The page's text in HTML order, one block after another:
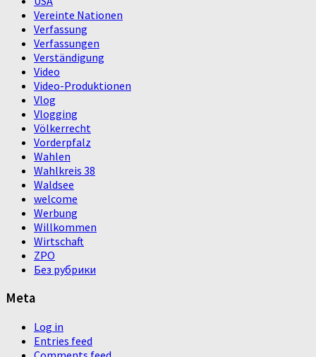
Vereinte Nationen
Verfassung
Verfassungen
Verständigung
Video
Video-Produktionen
Vlog
Vlogging
Völkerrecht
Vorderpfalz
Wahlen
Wahlkreis 38
Waldsee
welcome
Werbung
Willkommen
Wirtschaft
ZPO
Без рубрики
Meta
Log in
Entries feed